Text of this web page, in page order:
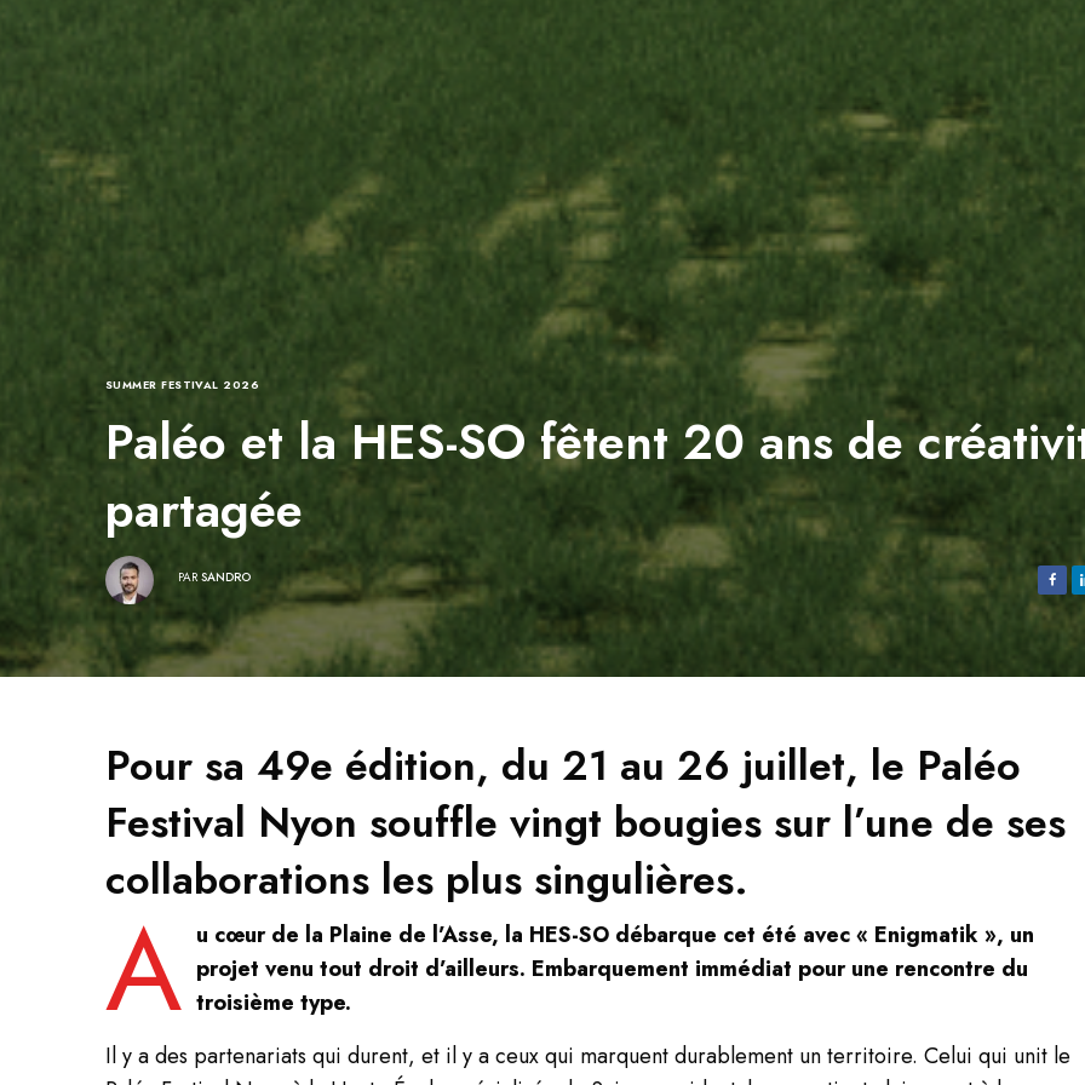
SUMMER FESTIVAL 2026
Paléo et la HES-SO fêtent 20 ans de
partagée
PAR SANDRO
Pour sa 49e édition, du 21 au 26 juillet, le Paléo
Festival Nyon souffle vingt bougies sur l’une de ses
collaborations les plus singulières.
A u cœur de la Plaine de l’Asse, la HES-SO débarque cet été avec « Enigmatik », un
projet venu tout droit d’ailleurs. Embarquement immédiat pour une rencontre du
troisième type.
Il y a des partenariats qui durent, et il y a ceux qui marquent durablement un territoire. Celui qui unit le